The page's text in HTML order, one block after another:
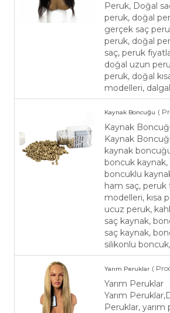
Peruk, Doğal
peruk, doğal
gerçek saç
peruk, doğal
saç, peruk
doğal uzun
peruk, doğal
modelleri,
Kaynak Boncuğu (
Kaynak
Kaynak
kaynak
boncuk
boncuklu
ham saç, peruk
modelleri, kısa
ucuz peruk,
saç kaynak,
saç kaynak,
silikonlu boncuk,
Yarım Peruklar (
Yarım Peruklar
Yarım
Peruklar, yarım